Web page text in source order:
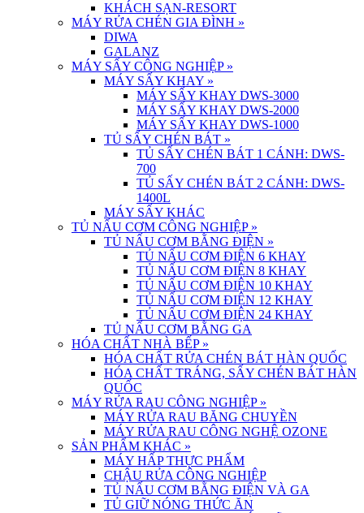
KHÁCH SẠN-RESORT
MÁY RỬA CHÉN GIA ĐÌNH »
DIWA
GALANZ
MÁY SẤY CÔNG NGHIỆP »
MÁY SẤY KHAY »
MÁY SẤY KHAY DWS-3000
MÁY SẤY KHAY DWS-2000
MÁY SẤY KHAY DWS-1000
TỦ SẤY CHÉN BÁT »
TỦ SẤY CHÉN BÁT 1 CÁNH: DWS-
700
TỦ SẤY CHÉN BÁT 2 CÁNH: DWS-
1400L
MÁY SẤY KHÁC
TỦ NẤU CƠM CÔNG NGHIỆP »
TỦ NẤU CƠM BẰNG ĐIỆN »
TỦ NẤU CƠM ĐIỆN 6 KHAY
TỦ NẤU CƠM ĐIỆN 8 KHAY
TỦ NẤU CƠM ĐIỆN 10 KHAY
TỦ NẤU CƠM ĐIỆN 12 KHAY
TỦ NẤU CƠM ĐIỆN 24 KHAY
TỦ NẤU CƠM BẰNG GA
HÓA CHẤT NHÀ BẾP »
HÓA CHẤT RỬA CHÉN BÁT HÀN QUỐC
HÓA CHẤT TRÁNG, SẤY CHÉN BÁT HÀN
QUỐC
MÁY RỬA RAU CÔNG NGHIỆP »
MÁY RỬA RAU BĂNG CHUYỀN
MÁY RỬA RAU CÔNG NGHỆ OZONE
SẢN PHẨM KHÁC »
MÁY HẤP THỰC PHẨM
CHẬU RỬA CÔNG NGHIỆP
TỦ NẤU CƠM BẰNG ĐIỆN VÀ GA
TỦ GIỮ NÓNG THỨC ĂN